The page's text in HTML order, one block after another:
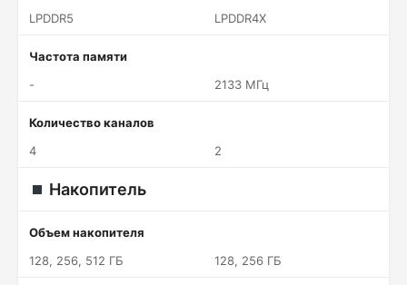
LPDDR5
LPDDR4X
Частота памяти
-
2133 МГц
Количество каналов
4
2
Накопитель
Объем накопителя
128, 256, 512 ГБ
128, 256 ГБ